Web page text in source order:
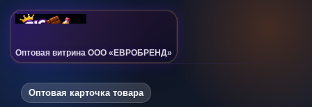
Оптовая витрина ООО «ЕВРОБРЕНД»
Оптовая карточка товара